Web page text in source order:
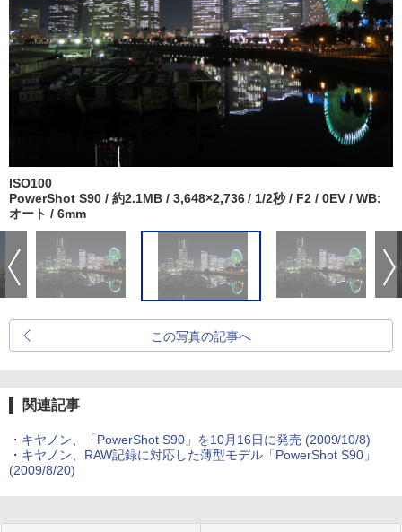
ISO100
PowerShot S90 / 約2.1MB / 3,648×2,736 / 1/2秒 / F2 / 0EV / WB:
オート / 6mm
この写真の記事へ
関連記事
・ キヤノン、「PowerShot S90」を10月16日に発売 (2009/10/8)
・ キヤノン、RAW記録に対応した薄型モデル「PowerShot S90」
(2009/8/20)